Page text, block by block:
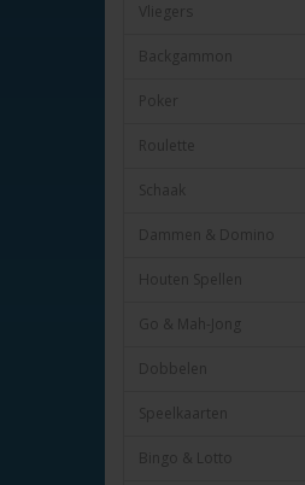
Vliegers
Backgammon
Poker
Roulette
Schaak
Dammen & Domino
Houten Spellen
Go & Mah-Jong
Dobbelen
Speelkaarten
Bingo & Lotto